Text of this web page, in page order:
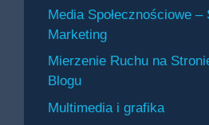
Media Społecznościowe –
Marketing
Mierzenie Ruchu na
Blogu
Multimedia i grafika